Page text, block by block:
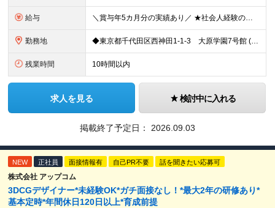
給与 ＼賞与年5カ月分の実績あり／ ★社会人経験の年数に応じて給与アップ！ ★実績に応じたベースアップも年1回実施しています ★資格等をお持ちの方は、月給40万円可能！ 【想定年収】400～800万円
勤務地 ◆東京都千代田区西神田1-1-3 大原学園7号館 (変更の範囲)上記を除く当社関連勤務地
残業時間 10時間以内
求人を見る 検討中に入れる
掲載終了予定日： 2026.09.03
NEW 正社員 面接情報有 自己PR不要 話を聞きたい応募可
株式会社 アップコム
3DCGデザイナー*未経験OK*ガチ面接なし！*最大2年の研修あり*
基本定時*年間休日120日以上*育成前提